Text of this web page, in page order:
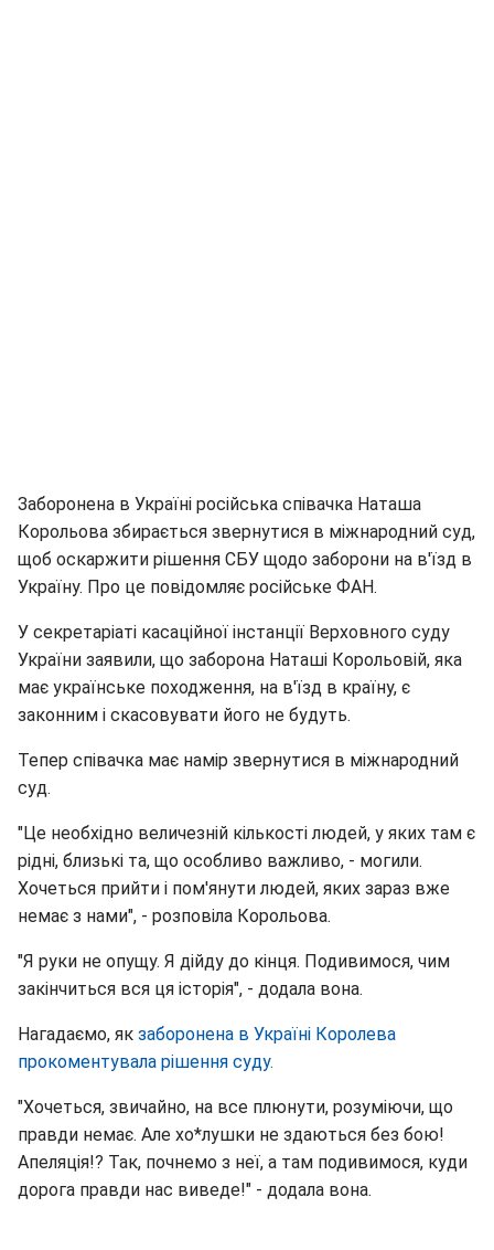
Заборонена в Україні російська співачка Наташа
Корольова збирається звернутися в міжнародний суд,
щоб оскаржити рішення СБУ щодо заборони на в'їзд в
Україну. Про це повідомляє російське ФАН.
У секретаріаті касаційної інстанції Верховного суду
України заявили, що заборона Наташі Корольовій, яка
має українське походження, на в'їзд в країну, є
законним і скасовувати його не будуть.
Тепер співачка має намір звернутися в міжнародний
суд.
"Це необхідно величезній кількості людей, у яких там є
рідні, близькі та, що особливо важливо, - могили.
Хочеться прийти і пом'янути людей, яких зараз вже
немає з нами", - розповіла Корольова.
"Я руки не опущу. Я дійду до кінця. Подивимося, чим
закінчиться вся ця історія", - додала вона.
Нагадаємо, як заборонена в Україні Королева
прокоментувала рішення суду.
"Хочеться, звичайно, на все плюнути, розуміючи, що
правди немає. Але хо*лушки не здаються без бою!
Апеляція!? Так, почнемо з неї, а там подивимося, куди
дорога правди нас виведе!" - додала вона.